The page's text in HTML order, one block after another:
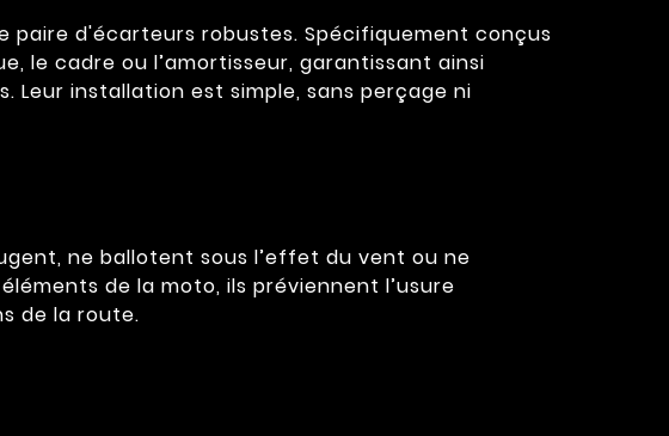
d'écarteurs robustes. Spécifiquement conçus
le cadre ou l’amortisseur, garantissant ainsi
installation est simple, sans perçage ni
ne ballotent sous l’effet du vent ou ne
de la moto, ils préviennent l’usure
de la route.